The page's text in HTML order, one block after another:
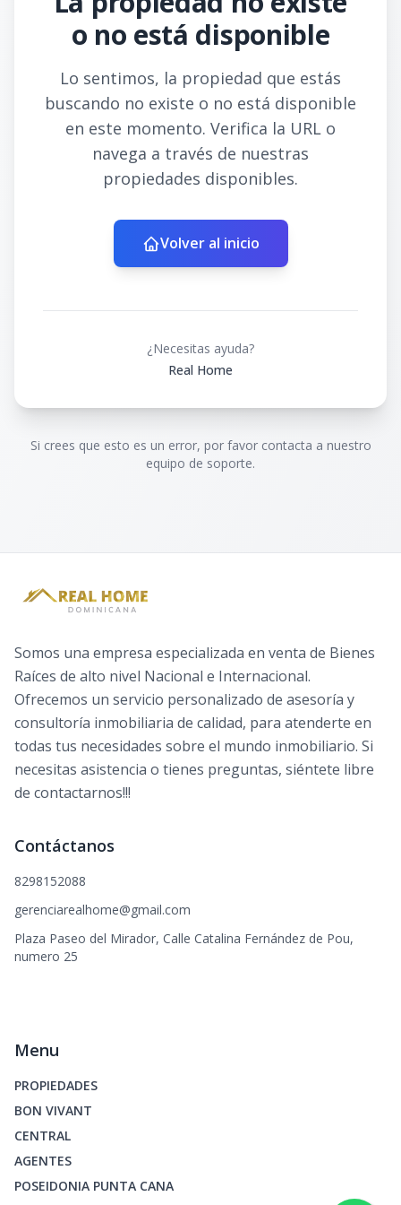
o no está disponible
Lo sentimos, la propiedad que estás
buscando no existe o no está disponible
en este momento. Verifica la URL o
navega a través de nuestras
propiedades disponibles.
Volver al inicio
¿Necesitas ayuda?
Real Home
Si crees que esto es un error, por favor contacta a nuestro
equipo de soporte.
Somos una empresa especializada en venta de Bienes
Raíces de alto nivel Nacional e Internacional.
Ofrecemos un servicio personalizado de asesoría y
consultoría inmobiliaria de calidad, para atenderte en
todas tus necesidades sobre el mundo inmobiliario. Si
necesitas asistencia o tienes preguntas, siéntete libre
de contactarnos!!!
Contáctanos
8298152088
gerenciarealhome@gmail.com
Plaza Paseo del Mirador, Calle Catalina Fernández de Pou,
numero 25
Menu
PROPIEDADES
BON VIVANT
CENTRAL
AGENTES
POSEIDONIA PUNTA CANA